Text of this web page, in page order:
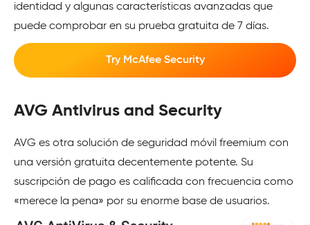
identidad y algunas características avanzadas que
puede comprobar en su prueba gratuita de 7 días.
Try McAfee Security
AVG Antivirus and Security
AVG es otra solución de seguridad móvil freemium con
una versión gratuita decentemente potente. Su
suscripción de pago es calificada con frecuencia como
«merece la pena» por su enorme base de usuarios.